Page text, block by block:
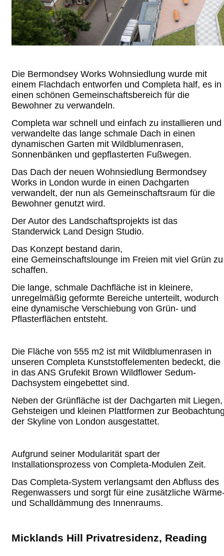
Die Bermondsey Works Wohnsiedlung wurde mit
einem Flachdach entworfen und Completa half, es in
einen schönen Gemeinschaftsbereich für die
Bewohner zu verwandeln.
Completa war schnell und einfach zu installieren und
verwandelte das lange schmale Dach in einen
dynamischen Garten mit Wildblumenrasen,
Sonnenbänken und gepflasterten Fußwegen.
Das Dach der neuen Wohnsiedlung Bermondsey
Works in London wurde in einen Dachgarten
verwandelt, der nun als Gemeinschaftsraum für die
Bewohner genutzt wird.
Der Autor des Landschaftsprojekts ist das
Standerwick Land Design Studio.
Das Konzept bestand darin,
eine Gemeinschaftslounge im Freien mit viel Grün zu
schaffen.
Die lange, schmale Dachfläche ist in kleinere,
unregelmäßig geformte Bereiche unterteilt, wodurch
eine dynamische Verschiebung von Grün- und
Pflasterflächen entsteht.
Die Fläche von 555 m2 ist mit Wildblumenrasen in
unseren Completa Kunststoffelementen bedeckt, die
in das ANS Grufekit Brown Wildflower Sedum-
Dachsystem eingebettet sind.
Neben der Grünfläche ist der Dachgarten mit Liegen,
Gehsteigen und kleinen Plattformen zur
der Skyline von London ausgestattet.
Aufgrund seiner Modularität spart der
Installationsprozess von Completa-Modulen Zeit.
Das Completa-System verlangsamt den Abfluss des
Regenwassers und sorgt für eine zusätzliche
und Schalldämmung des Innenraums.
Micklands Hill Privatresidenz, Reading